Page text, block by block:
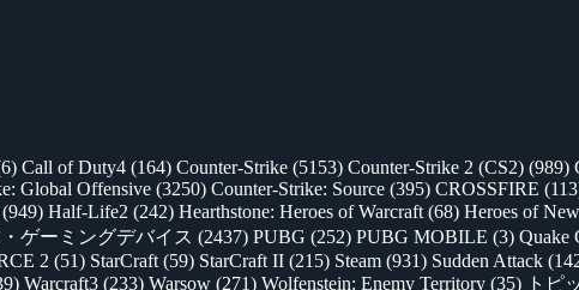
Call of Duty4 (164) Counter-Strike (5153) Counter-Strike 2 (CS2) (989)
Global Offensive (3250) Counter-Strike: Source (395) CROSSFIRE
(949) Half-Life2 (242) Hearthstone: Heroes of Warcraft (68) Heroes of
ゲーミングデバイス (2437) PUBG (252) PUBG MOBILE (3) Quake
2 (51) StarCraft (59) StarCraft II (215) Steam (931) Sudden Attack
Warcraft3 (233) Warsow (271) Wolfenstein: Enemy Territory (35) トピ